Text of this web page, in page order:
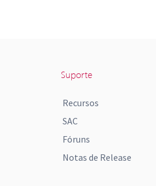
Suporte
Recursos
SAC
Fóruns
Notas de Release